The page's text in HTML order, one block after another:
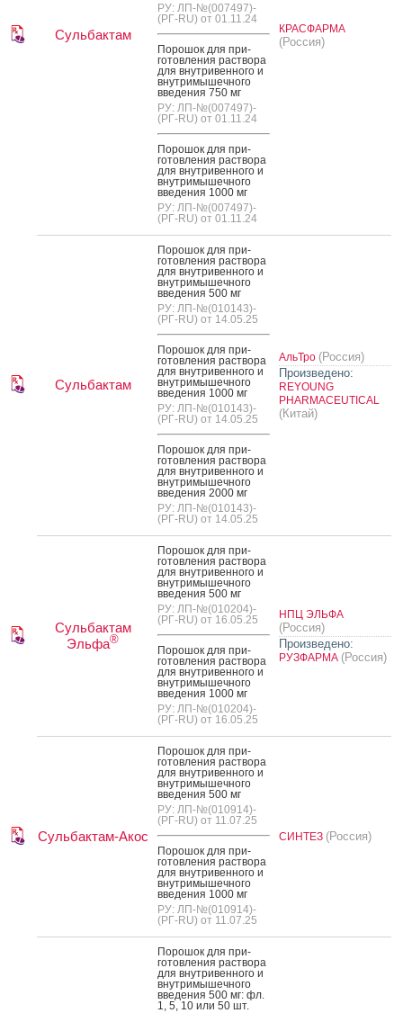
Сульбактам
РУ: ЛП-№(007497)-
(РГ-RU) от 01.11.24
По­рошок для при­
готов­ле­ния рас­тво­ра
для внут­ри­вен­но­го и
внут­ри­мышеч­но­го
вве­дения 750 мг
РУ: ЛП-№(007497)-
(РГ-RU) от 01.11.24
По­рошок для при­
готов­ле­ния рас­тво­ра
для внут­ри­вен­но­го и
внут­ри­мышеч­но­го
вве­дения 1000 мг
РУ: ЛП-№(007497)-
(РГ-RU) от 01.11.24
КРАСФАРМА
(Россия)
Сульбактам
По­рошок для при­
готов­ле­ния рас­тво­ра
для внут­ри­вен­но­го и
внут­ри­мышеч­но­го
вве­дения 500 мг
РУ: ЛП-№(010143)-
(РГ-RU) от 14.05.25
По­рошок для при­
готов­ле­ния рас­тво­ра
для внут­ри­вен­но­го и
внут­ри­мышеч­но­го
вве­дения 1000 мг
РУ: ЛП-№(010143)-
(РГ-RU) от 14.05.25
По­рошок для при­
готов­ле­ния рас­тво­ра
для внут­ри­вен­но­го и
внут­ри­мышеч­но­го
вве­дения 2000 мг
РУ: ЛП-№(010143)-
(РГ-RU) от 14.05.25
АльТро (Россия)
Произведено:
REYOUNG
PHARMACEUTICAL
(Китай)
Сульбактам
Эльфа®
По­рошок для при­
готов­ле­ния рас­тво­ра
для внут­ри­вен­но­го и
внут­ри­мышеч­но­го
вве­дения 500 мг
РУ: ЛП-№(010204)-
(РГ-RU) от 16.05.25
По­рошок для при­
готов­ле­ния рас­тво­ра
для внут­ри­вен­но­го и
внут­ри­мышеч­но­го
вве­дения 1000 мг
РУ: ЛП-№(010204)-
(РГ-RU) от 16.05.25
НПЦ ЭЛЬФА
(Россия)
Произведено:
РУЗФАРМА (Россия)
Сульбактам-Акос
По­рошок для при­
готов­ле­ния рас­тво­ра
для внут­ри­вен­но­го и
внут­ри­мышеч­но­го
вве­дения 500 мг
РУ: ЛП-№(010914)-
(РГ-RU) от 11.07.25
По­рошок для при­
готов­ле­ния рас­тво­ра
для внут­ри­вен­но­го и
внут­ри­мышеч­но­го
вве­дения 1000 мг
РУ: ЛП-№(010914)-
(РГ-RU) от 11.07.25
СИНТЕЗ (Россия)
По­рошок для при­
готов­ле­ния рас­тво­ра
для внут­ри­вен­но­го и
внут­ри­мышеч­но­го
вве­дения 500 мг: фл.
1, 5, 10 или 50 шт.